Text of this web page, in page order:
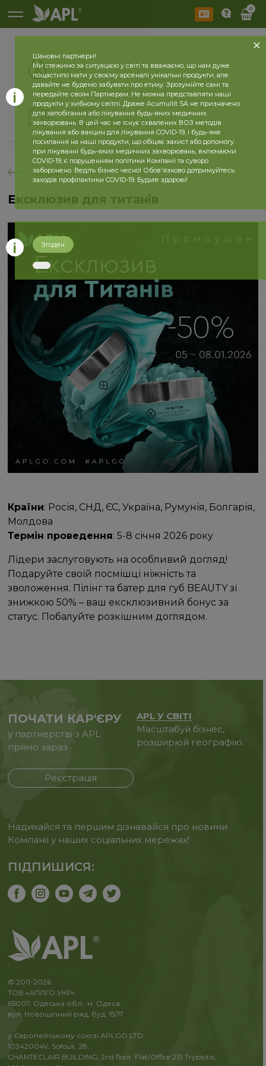
0
Діючі
Історія
2026 рік 2025 рік
назад
Ексклюзив для титанів
Країни: Росія, СНД, ЄС, Україна, Румунія, Болгарія,
Молдова
Термін проведення: 5-8 січня 2026 року
Лідери заслуговують на особливий догляд!
Подаруйте своїй посмішці ніжність та
зволоження. Пілінг та батер для губ BEAUTY зі
знижкою 50% – ваш ексклюзивний бонус за
статус. Побалуйте розкішним доглядом.
ПОЧАТИ КАР'ЄРУ
у партнерстві з APL
прямо зараз
Реєстрація
APL У СВІТІ
Масштабуй бізнес,
розширюй географію.
Надихайся та першим дізнавайся про новини
Компанії у наших соціальних мережах!
ПІДПИШИСЯ:
© 2011-2026
ТОВ «АПЛГО УКР»
65007, Одеська обл., м. Одеса,
вул. Новощіпний ряд, буд. 15/17
у Європейському союзі APLGO LTD:
10342004V. Sofouli, 28,
CHANTECLAIR BUILDING, 2nd floor. Flat/Office 213 Trypiotis,
Шановні партнери!
Ми стежимо за ситуацією у світі та вважаємо, що нам дуже
пощастило мати у своєму арсеналі унікальні продукти, але
давайте не будемо забувати про етику. Зрозумійте самі та
передайте своїм Партнерам. Не можна представляти наші
продукти у хибному світлі. Драже Acumullit SA не призначено
для запобігання або лікування будь-яких медичних
захворювань. В цей час не існує схвалених ВОЗ методів
лікування або вакцин для лікування COVID-19, і будь-яке
посилання на наші продукти, що обіцяє захист або допомогу
при лікуванні будь-яких медичних захворювань, включаючи
COVID-19, є порушенням політики Компанії та суворо
заборонено. Ведіть бізнес чесно! Обов'язково дотримуйтесь
заходів профілактики COVID-19. Будьте здорові!
Згоден